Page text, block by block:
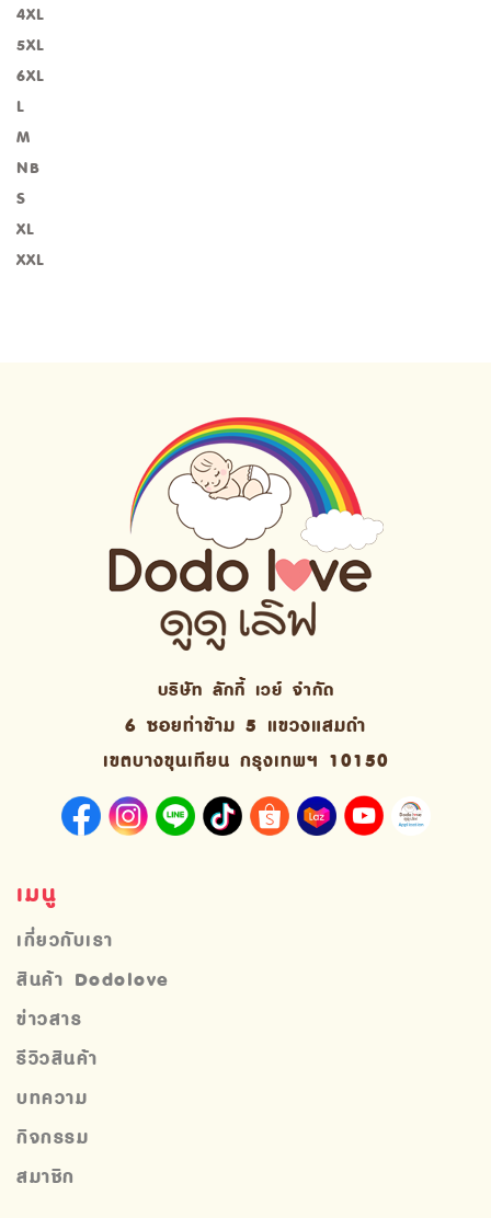
4XL
5XL
6XL
L
M
NB
S
XL
XXL
บริษัท ลักกี้ เวย์ จํากัด
6 ซอยท่าข้าม 5 แขวงแสมดำ
เขตบางขุนเทียน กรุงเทพฯ 10150
เมนู
เกี่ยวกับเรา
สินค้า Dodolove
ข่าวสาร
รีวิวสินค้า
บทความ
กิจกรรม
สมาชิก